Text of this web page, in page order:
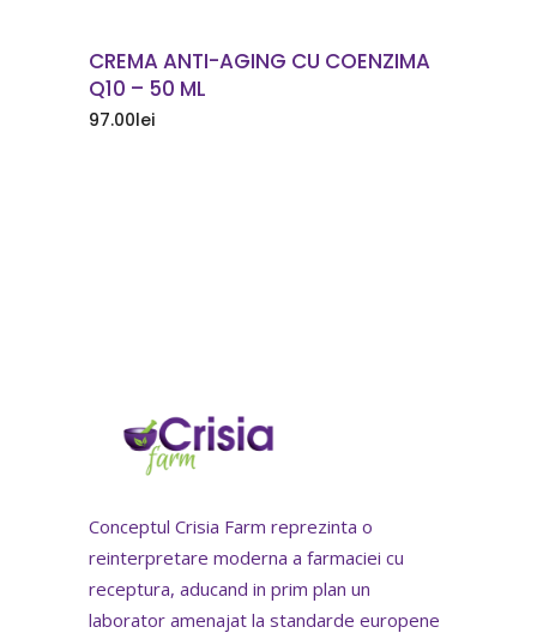
CREMA ANTI-AGING CU COENZIMA
Q10 – 50 ML
97.00lei
Conceptul Crisia Farm reprezinta o
reinterpretare moderna a farmaciei cu
receptura, aducand in prim plan un
laborator amenajat la standarde europene